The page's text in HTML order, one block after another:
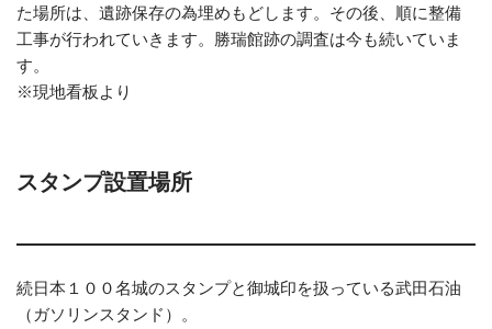
た場所は、遺跡保存の為埋めもどします。その後、順に整備
工事が行われていきます。勝瑞館跡の調査は今も続いていま
す。
※現地看板より
スタンプ設置場所
続日本１００名城のスタンプと御城印を扱っている武田石油
（ガソリンスタンド）。